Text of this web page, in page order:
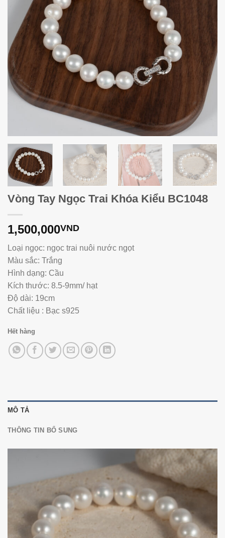
Vòng Tay Ngọc Trai Khóa Kiểu BC1048
1,500,000VND
Loại ngọc: ngọc trai nuôi nước ngọt
Màu sắc: Trắng
Hình dạng: Cầu
Kích thước: 8.5-9mm/ hạt
Độ dài: 19cm
Chất liệu : Bạc s925
Hết hàng
MÔ TẢ
THÔNG TIN BỔ SUNG